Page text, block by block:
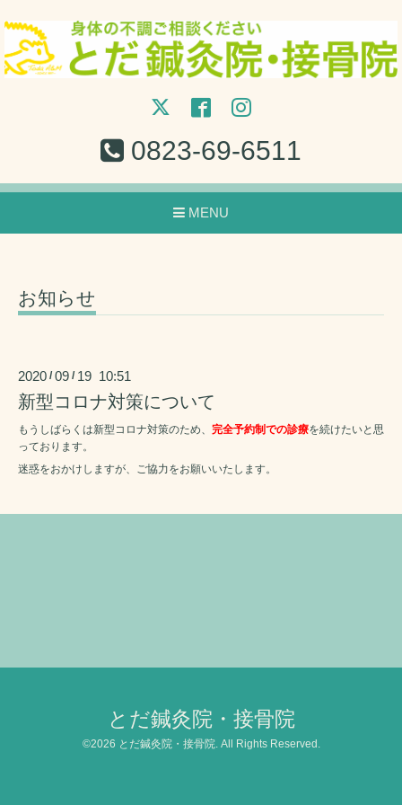
0823-69-6511
MENU
お知らせ
2020 /09 / 19 10:51
新型コロナ対策について
もうしばらくは新型コロナ対策のため、 完全予約制での診療を続けたいと思
っております。
迷惑をおかけしますが、ご協力をお願いいたします。
とだ鍼灸院・接骨院
©2026 とだ鍼灸院・接骨院. All Rights Reserved.